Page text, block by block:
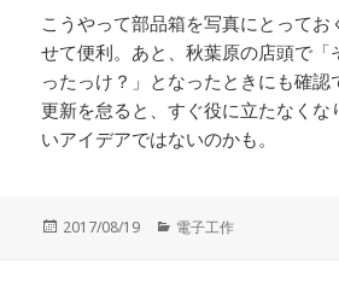
こうやって部品箱を写真にとってお
せて便利。あと、秋葉原の店頭で「
ったっけ？」となったときにも確認
更新を怠ると、すぐ役に立たなくな
いアイデアではないのかも。
投
2017/08/19
カ
電子工作